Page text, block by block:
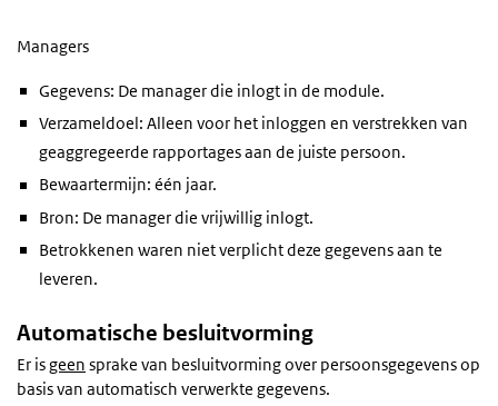
Managers
Gegevens: De manager die inlogt in de module.
Verzameldoel: Alleen voor het inloggen en verstrekken van
geaggregeerde rapportages aan de juiste persoon.
Bewaartermijn: één jaar.
Bron: De manager die vrijwillig inlogt.
Betrokkenen waren niet verplicht deze gegevens aan te
leveren.
Automatische besluitvorming
Er isgeen sprake van besluitvorming over persoonsgegevens op
basis van automatisch verwerkte gegevens.